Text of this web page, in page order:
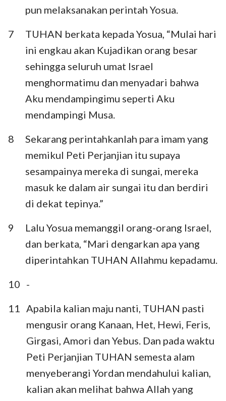
pun melaksanakan perintah Yosua.
7
TUHAN berkata kepada Yosua, “Mulai hari
ini engkau akan Kujadikan orang besar
sehingga seluruh umat Israel
menghormatimu dan menyadari bahwa
Aku mendampingimu seperti Aku
mendampingi Musa.
8
Sekarang perintahkanlah para imam yang
memikul Peti Perjanjian itu supaya
sesampainya mereka di sungai, mereka
masuk ke dalam air sungai itu dan berdiri
di dekat tepinya.”
9
Lalu Yosua memanggil orang-orang Israel,
dan berkata, “Mari dengarkan apa yang
diperintahkan TUHAN Allahmu kepadamu.
10 -
11
Apabila kalian maju nanti, TUHAN pasti
mengusir orang Kanaan, Het, Hewi, Feris,
Girgasi, Amori dan Yebus. Dan pada waktu
Peti Perjanjian TUHAN semesta alam
menyeberangi Yordan mendahului kalian,
kalian akan melihat bahwa Allah yang